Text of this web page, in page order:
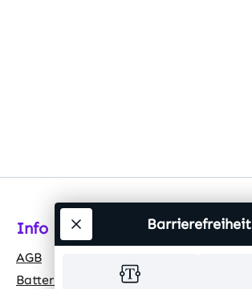
Info
AGB
Batteriehinweis
Barrierefreiheit